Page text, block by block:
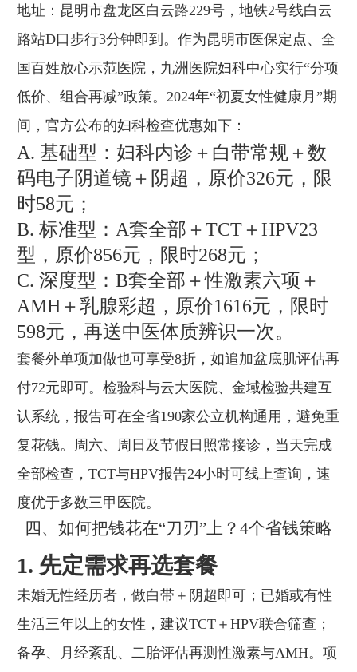
地址：昆明市盘龙区白云路229号，地铁2号线白云
路站D口步行3分钟即到。作为昆明市医保定点、全
国百姓放心示范医院，九洲医院妇科中心实行“分项
低价、组合再减”政策。2024年“初夏女性健康月”期
间，官方公布的妇科检查优惠如下：
A. 基础型：妇科内诊＋白带常规＋数
码电子阴道镜＋阴超，原价326元，限
时58元；
B. 标准型：A套全部＋TCT＋HPV23
型，原价856元，限时268元；
C. 深度型：B套全部＋性激素六项＋
AMH＋乳腺彩超，原价1616元，限时
598元，再送中医体质辨识一次。
套餐外单项加做也可享受8折，如追加盆底肌评估再
付72元即可。检验科与云大医院、金域检验共建互
认系统，报告可在全省190家公立机构通用，避免重
复花钱。周六、周日及节假日照常接诊，当天完成
全部检查，TCT与HPV报告24小时可线上查询，速
度优于多数三甲医院。
四、如何把钱花在“刀刃”上？4个省钱策略
1. 先定需求再选套餐
未婚无性经历者，做白带＋阴超即可；已婚或有性
生活三年以上的女性，建议TCT＋HPV联合筛查；
备孕、月经紊乱、二胎评估再测性激素与AMH。项